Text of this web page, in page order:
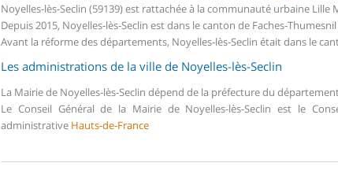
Noyelles-lès-Seclin (59139) est rattachée à la communauté urbaine Lille
Depuis 2015, Noyelles-lès-Seclin est dans le canton de Faches-
Avant la réforme des départements, Noyelles-lès-Seclin était dans le
Les administrations de la ville de Noyelles-lès-Seclin
La Mairie de Noyelles-lès-Seclin dépend de la préfecture du
Le Conseil Général de la Mairie de Noyelles-lès-Seclin est le
administrative Hauts-de-France